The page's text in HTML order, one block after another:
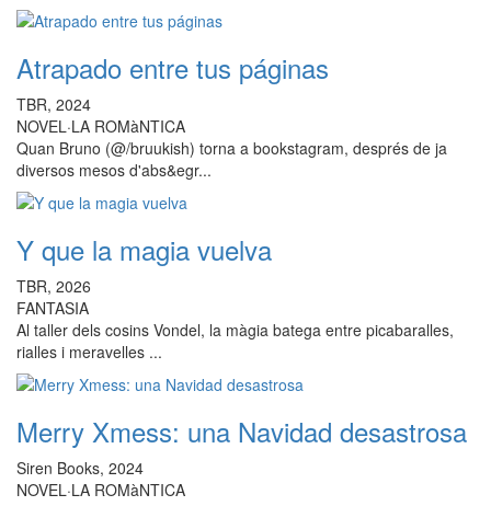
Atrapado entre tus páginas
TBR, 2024
NOVEL·LA ROMàNTICA
Quan Bruno (@/bruukish) torna a bookstagram, després de ja
diversos mesos d'abs&egr...
Y que la magia vuelva
TBR, 2026
FANTASIA
Al taller dels cosins Vondel, la màgia batega entre picabaralles,
rialles i meravelles ...
Merry Xmess: una Navidad desastrosa
Siren Books, 2024
NOVEL·LA ROMàNTICA